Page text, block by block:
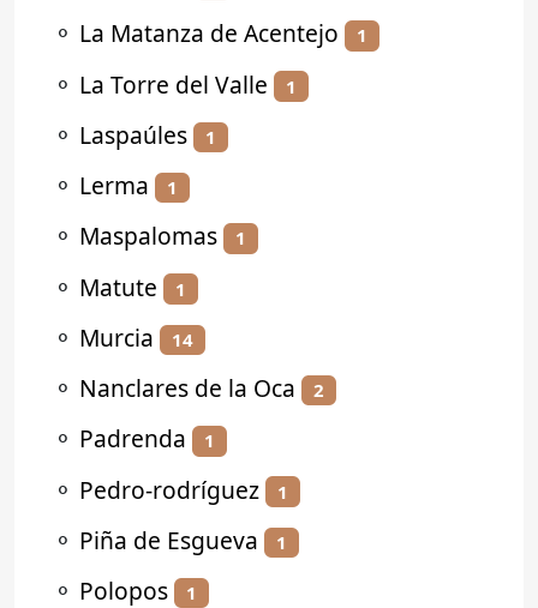
⚬ La Matanza de Acentejo 1
⚬ La Torre del Valle 1
⚬ Laspaúles 1
⚬ Lerma 1
⚬ Maspalomas 1
⚬ Matute 1
⚬ Murcia 14
⚬ Nanclares de la Oca 2
⚬ Padrenda 1
⚬ Pedro-rodríguez 1
⚬ Piña de Esgueva 1
⚬ Polopos 1